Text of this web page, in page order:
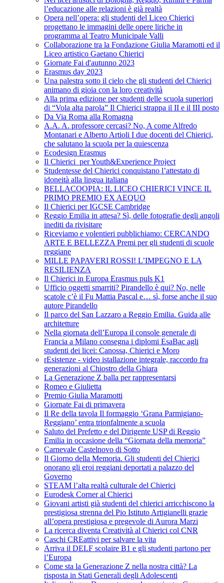
l’educazione alle relazioni è già realtà
Opera nell’opera: gli studenti del Liceo Chierici
progettano le immagini delle opere liriche in
programma al Teatro Municipale Valli
Collaborazione tra la Fondazione Giulia Maramotti ed il
Liceo artistico Gaetano Chierici
Giornate Fai d'autunno 2023
Erasmus day 2023
Una palestra sotto il cielo che gli studenti del Chierici
animano di gioia con la loro creatività
Alla prima edizione per studenti delle scuola superiori
di “Vola alta parola” Il Chierici strappa il II e il III posto
Da Via Roma alla Romagna
A.A. A. professore cercasi? No, A come Alfredo
Montanari e Alberto Artioli I due docenti del Chierici,
che salutano la scuola per la quiescenza
Ecodesign Erasmus
Il Chierici per Youth&Experience Project
Studentesse del Chierici conquistano l’attestato di
idoneità alla lingua italiana
BELLACOOPIA: IL LICEO CHIERICI VINCE IL
PRIMO PREMIO EX AEQUO
Il Chierici per IGCSE Cambridge
Reggio Emilia in attesa? Sì, delle fotografie degli angoli
inediti da rivisitare
Riceviamo e volentieri pubblichiamo: CERCANDO
ARTE E BELLEZZA Premi per gli studenti di scuole
reggiane
MILLE PAPAVERI ROSSI! L’IMPEGNO E LA
RESILIENZA
Il Chierici in Europa Erasmus puls K1
Ufficio oggetti smarriti? Pirandello è qui? No, nelle
scatole c’è il Fu Mattia Pascal e… sì, forse anche il suo
autore Pirandello
Il parco del San Lazzaro a Reggio Emilia. Guida alle
architetture
Nella giornata dell’Europa il console generale di
Francia a Milano consegna i diplomi EsaBac agli
studenti dei licei: Canossa, Chierici e Moro
rEsistenze - video istallazione integrale, raccordo fra
generazioni al Chiostro della Ghiara
La Generazione Z balla per rappresentarsi
Romeo e Giulietta
Premio Giulia Maramotti
Giornate Fai di primavera
Il Re della tavola Il formaggio ‘Grana Parmigiano-
Reggiano’ entra trionfalmente a scuola
Saluto del Prefetto e del Dirigente USP di Reggio
Emilia in occasione della “Giornata della memoria”
Carnevale Castelnovo di Sotto
Il Giorno della Memoria. Gli studenti del Chierici
onorano gli eroi reggiani deportati a palazzo del
Governo
STEAM l’alta realtà culturale del Chierici
Eurodesk Corner al Chierici
Giovani artisti già studenti del chierici arricchiscono la
prestigiosa strenna del Pio Istituto Artigianelli grazie
all’opera prestigiosa e pregevole di Aurora Marzi
La ricerca diventa Creatività al Chierici col CNR
Caschi CREattivi per salvare la vita
Arriva il DELF scolaire B1 e gli studenti partono per
l’Europa
Come sta la Generazione Z nella nostra città? La
risposta in Stati Generali degli Adolescenti